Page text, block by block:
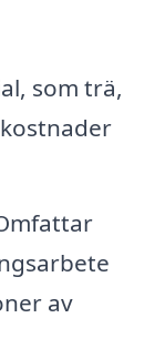
som trä,
av